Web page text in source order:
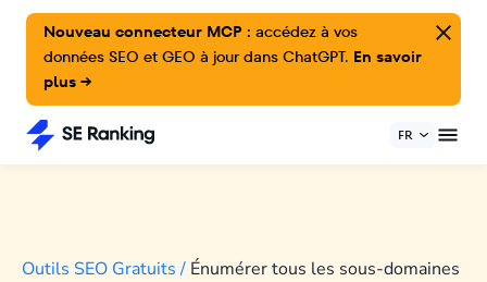
Nouveau connecteur MCP : accédez à vos
données SEO et GEO à jour dans ChatGPT. En savoir
plus →
FR
Outils SEO Gratuits/ Énumérer tous les sous-domaines